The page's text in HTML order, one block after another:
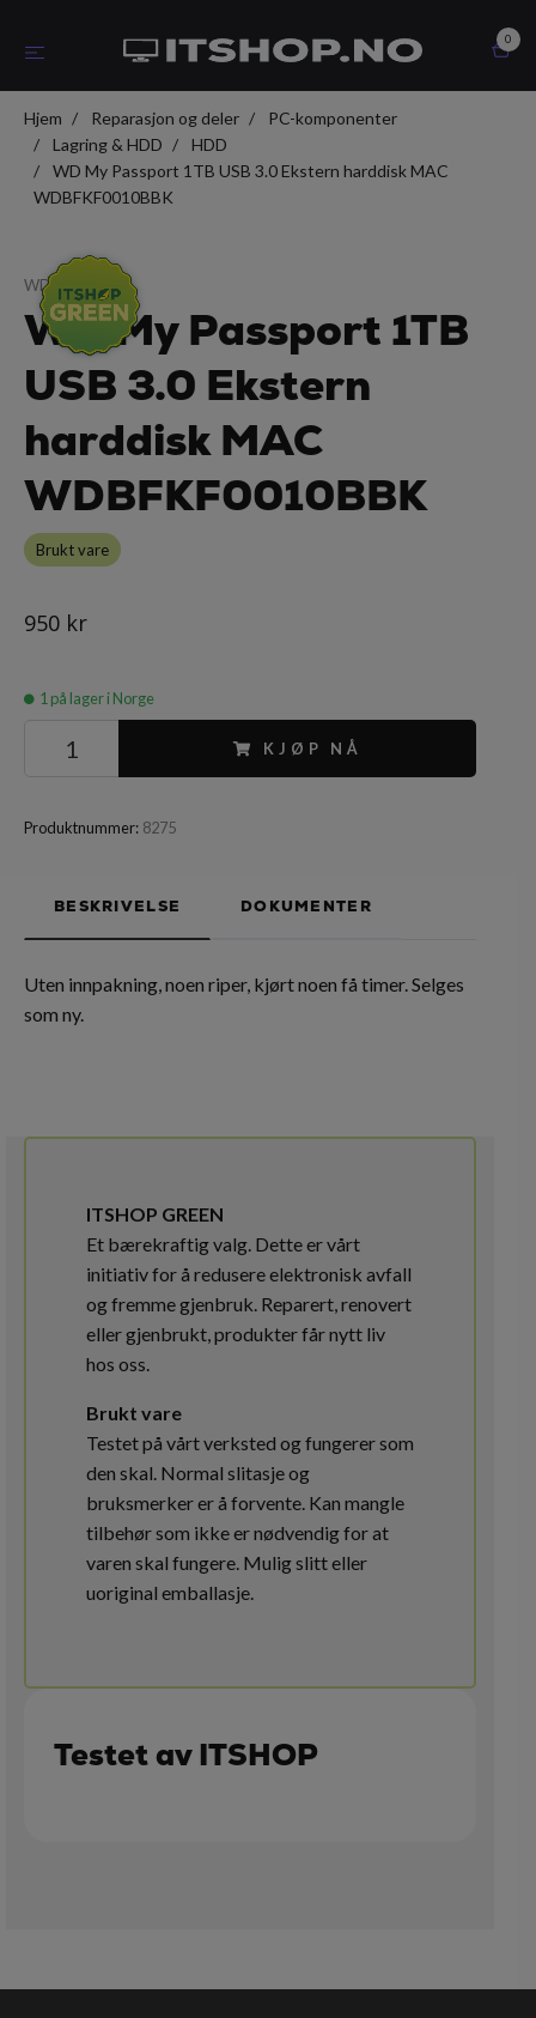
0
Hjem Reparasjon og deler
PC-komponenter
Lagring & HDD
HDD
WD My Passport 1TB USB 3.0 Ekstern harddisk MAC
WDBFKF0010BBK
WD
WD My Passport 1TB
USB 3.0 Ekstern
harddisk MAC
WDBFKF0010BBK
Brukt vare
950 kr
1 på lager i Norge
KJØP NÅ
Produktnummer: 8275
BESKRIVELSE DOKUMENTER
Uten innpakning, noen riper, kjørt noen få timer. Selges
som ny.
ITSHOP GREEN
Et bærekraftig valg. Dette er vårt
initiativ for å redusere elektronisk avfall
og fremme gjenbruk. Reparert, renovert
eller gjenbrukt, produkter får nytt liv
hos oss.
Brukt vare
Testet på vårt verksted og fungerer som
den skal. Normal slitasje og
bruksmerker er å forvente. Kan mangle
tilbehør som ikke er nødvendig for at
varen skal fungere. Mulig slitt eller
uoriginal emballasje.
Testet av ITSHOP